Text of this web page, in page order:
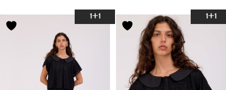
בחר אפשרויות בחר אפשרויות
1+1
1+1